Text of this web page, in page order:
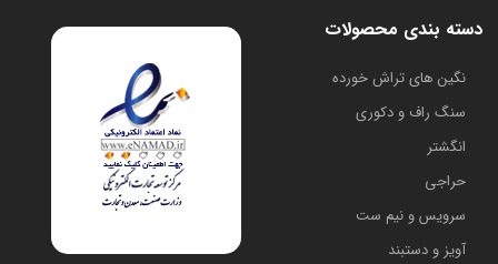
دسته بندی محصولات
​نگین های تراش خورده
سنگ راف و دکوری
انگشتر
حراجی
سرویس و نیم ست
آویز و دستبند